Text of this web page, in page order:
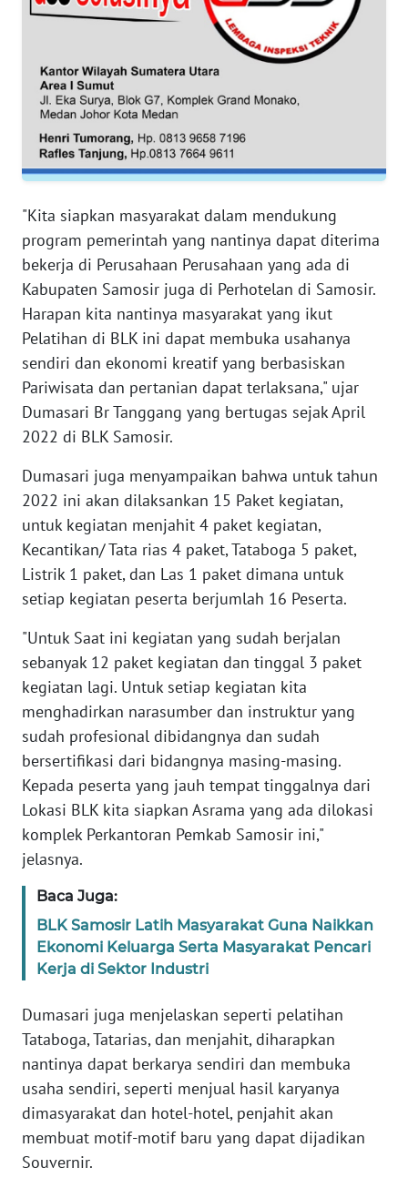
"Kita siapkan masyarakat dalam mendukung
program pemerintah yang nantinya dapat diterima
bekerja di Perusahaan Perusahaan yang ada di
Kabupaten Samosir juga di Perhotelan di Samosir.
Harapan kita nantinya masyarakat yang ikut
Pelatihan di BLK ini dapat membuka usahanya
sendiri dan ekonomi kreatif yang berbasiskan
Pariwisata dan pertanian dapat terlaksana," ujar
Dumasari Br Tanggang yang bertugas sejak April
2022 di BLK Samosir.
Dumasari juga menyampaikan bahwa untuk tahun
2022 ini akan dilaksankan 15 Paket kegiatan,
untuk kegiatan menjahit 4 paket kegiatan,
Kecantikan/ Tata rias 4 paket, Tataboga 5 paket,
Listrik 1 paket, dan Las 1 paket dimana untuk
setiap kegiatan peserta berjumlah 16 Peserta.
"Untuk Saat ini kegiatan yang sudah berjalan
sebanyak 12 paket kegiatan dan tinggal 3 paket
kegiatan lagi. Untuk setiap kegiatan kita
menghadirkan narasumber dan instruktur yang
sudah profesional dibidangnya dan sudah
bersertifikasi dari bidangnya masing-masing.
Kepada peserta yang jauh tempat tinggalnya dari
Lokasi BLK kita siapkan Asrama yang ada dilokasi
komplek Perkantoran Pemkab Samosir ini,"
jelasnya.
Baca Juga:
BLK Samosir Latih Masyarakat Guna Naikkan
Ekonomi Keluarga Serta Masyarakat Pencari
Kerja di Sektor Industri
Dumasari juga menjelaskan seperti pelatihan
Tataboga, Tatarias, dan menjahit, diharapkan
nantinya dapat berkarya sendiri dan membuka
usaha sendiri, seperti menjual hasil karyanya
dimasyarakat dan hotel-hotel, penjahit akan
membuat motif-motif baru yang dapat dijadikan
Souvernir.
WN
WN
KEPRI
WN
PAPUA
WN
BARAT
WN
RIAU
WN
SERAMBI
WN
WN
SULTRA
WN
WN
SULTENG
WN
SULBAR
WN
BABEL
WN
SUMBAR
WN
SUMSEL
WN
WN
LAMPUNG
JATENG
WN